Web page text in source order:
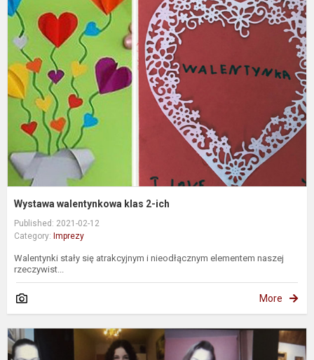
Wystawa walentynkowa klas 2-ich
Published: 2021-02-12
Category: Imprezy
Walentynki stały się atrakcyjnym i nieodłącznym elementem naszej
rzeczywist...
More